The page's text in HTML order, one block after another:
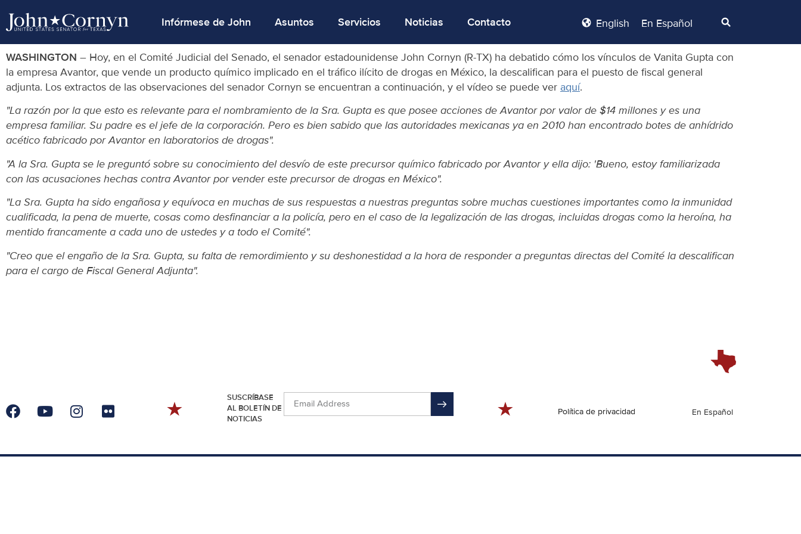
Infórmese de John Asuntos Servicios Noticias Contacto English En Español
WASHINGTON – Hoy, en el Comité Judicial del Senado, el senador estadounidense John Cornyn (R-TX) ha debatido cómo los vínculos de Vanita Gupta con
la empresa Avantor, que vende un producto químico implicado en el tráfico ilícito de drogas en México, la descalifican para el puesto de fiscal general
adjunta. Los extractos de las observaciones del senador Cornyn se encuentran a continuación, y el vídeo se puede ver aquí.
"La razón por la que esto es relevante para el nombramiento de la Sra. Gupta es que posee acciones de Avantor por valor de $14 millones y es una
empresa familiar. Su padre es el jefe de la corporación. Pero es bien sabido que las autoridades mexicanas ya en 2010 han encontrado botes de anhídrido
acético fabricado por Avantor en laboratorios de drogas".
"A la Sra. Gupta se le preguntó sobre su conocimiento del desvío de este precursor químico fabricado por Avantor y ella dijo: 'Bueno, estoy familiarizada
con las acusaciones hechas contra Avantor por vender este precursor de drogas en México".
"La Sra. Gupta ha sido engañosa y equívoca en muchas de sus respuestas a nuestras preguntas sobre muchas cuestiones importantes como la inmunidad
cualificada, la pena de muerte, cosas como desfinanciar a la policía, pero en el caso de la legalización de las drogas, incluidas drogas como la heroína, ha
mentido francamente a cada uno de ustedes y a todo el Comité".
"Creo que el engaño de la Sra. Gupta, su falta de remordimiento y su deshonestidad a la hora de responder a preguntas directas del Comité la descalifican
para el cargo de Fiscal General Adjunta".
SUSCRÍBASE
AL BOLETÍN DE
NOTICIAS
Política de privacidad En Español